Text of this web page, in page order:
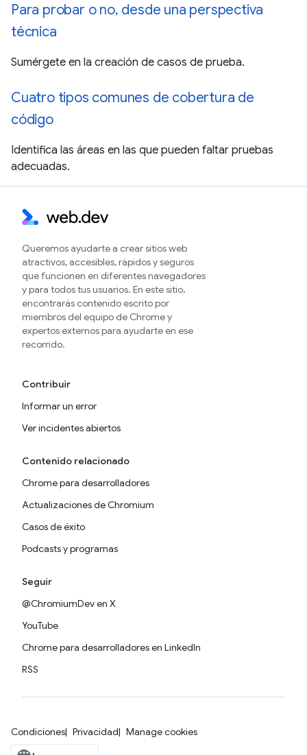
Para probar o no, desde una perspectiva
técnica
Sumérgete en la creación de casos de prueba.
Cuatro tipos comunes de cobertura de
código
Identifica las áreas en las que pueden faltar pruebas
adecuadas.
Queremos ayudarte a crear sitios web
atractivos, accesibles, rápidos y seguros
que funcionen en diferentes navegadores
y para todos tus usuarios. En este sitio,
encontrarás contenido escrito por
miembros del equipo de Chrome y
expertos externos para ayudarte en ese
recorrido.
Contribuir
Informar un error
Ver incidentes abiertos
Contenido relacionado
Chrome para desarrolladores
Actualizaciones de Chromium
Casos de éxito
Podcasts y programas
Seguir
@ChromiumDev en X
YouTube
Chrome para desarrolladores en LinkedIn
RSS
Condiciones Privacidad Manage cookies